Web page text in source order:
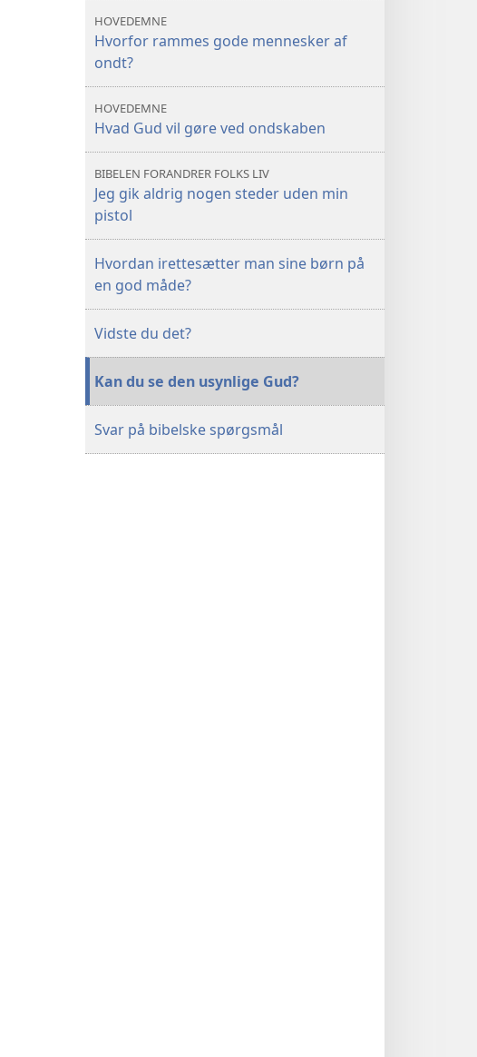
af
ondt?
af
HOVEDEMNE
Hvorfor rammes gode mennesker af
ondt?
HOVEDEMNE
Hvad Gud vil gøre ved ondskaben
BIBELEN FORANDRER FOLKS LIV
Jeg gik aldrig nogen steder uden min
pistol
Hvordan irettesætter man sine børn på
en god måde?
Vidste du det?
Kan du se den usynlige Gud?
Svar på bibelske spørgsmål